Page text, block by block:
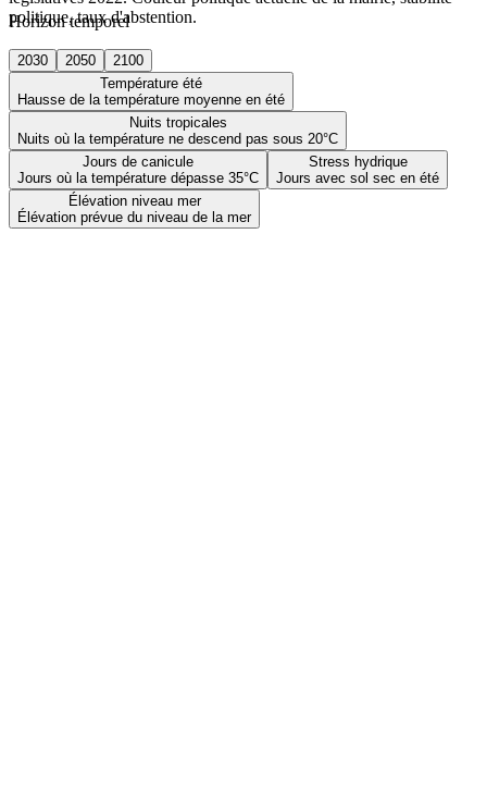
Horizon temporel
2030 2050
2100
Température été
Hausse de la température moyenne en été
Nuits tropicales
Nuits où la température ne descend pas sous 20°C
Jours de canicule
Jours où la température dépasse 35°C
Stress hydrique
Jours avec sol sec en été
Élévation niveau mer
Élévation prévue du niveau de la mer
politique, taux d'abstention.